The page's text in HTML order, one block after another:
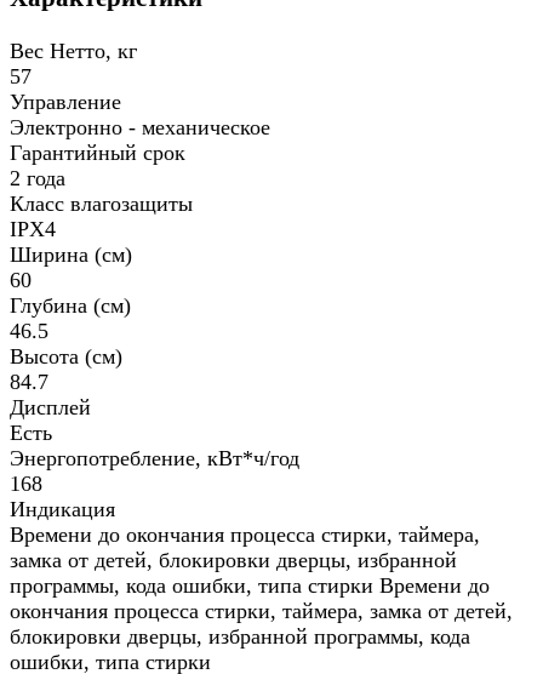
Вес Нетто, кг
57
Управление
Электронно - механическое
Гарантийный срок
2 года
Класс влагозащиты
IPX4
Ширина (см)
60
Глубина (см)
46.5
Высота (см)
84.7
Дисплей
Есть
Энергопотребление, кВт*ч/год
168
Индикация
Времени до окончания процесса стирки, таймера,
замка от детей, блокировки дверцы, избранной
программы, кода ошибки, типа стирки Времени до
окончания процесса стирки, таймера, замка от детей,
блокировки дверцы, избранной программы, кода
ошибки, типа стирки